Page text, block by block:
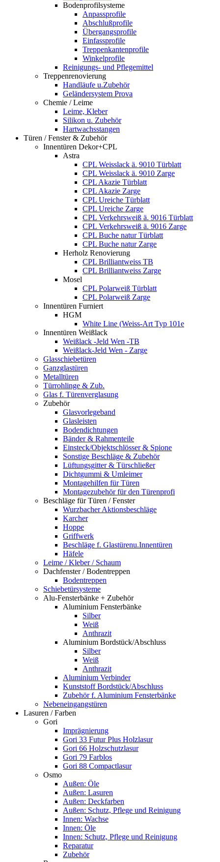
Bodenprofilsysteme
Anpassprofile
Abschlußprofile
Übergangsprofile
Einfassprofile
Treppenkantenprofile
Winkelprofile
Reinigungs- und Pflegemittel
Treppenrenovierung
Handläufe u.Zubehör
Geländersystem Prova
Chemie / Leime
Leime, Kleber
Silikon u. Zubehör
Hartwachsstangen
Türen / Fenster & Zubehör
Innentüren Dekor+CPL
Astra
CPL Weisslack ä. 9010 Türblatt
CPL Weisslack ä. 9010 Zarge
CPL Akazie Türblatt
CPL Akazie Zarge
CPL Ureiche Türblatt
CPL Ureiche Zarge
CPL Verkehrsweiß ä. 9016 Türblatt
CPL Verkehrsweiß ä. 9016 Zarge
CPL Buche natur Türblatt
CPL Buche natur Zarge
Herholz Renovierung
CPL Brilliantweiss TB
CPL Brilliantweiss Zarge
Mosel
CPL Polarweiß Türblatt
CPL Polarweiß Zarge
Innentüren Furniert
HGM
White Line (Weiss-Art Typ 101e
Innentüren Weißlack
Weißlack -Jeld Wen -TB
Weißlack-Jeld Wen - Zarge
Glasschiebetüren
Ganzglastüren
Metalltüren
Türrohlinge & Zub.
Glas f. Türenverglasung
Zubehör
Glasvorlegeband
Glasleisten
Bodendichtungen
Bänder & Rahmenteile
Einsteck/Objektschlösser & Spione
Sonstige Beschläge & Zubehör
Lüftungsgitter & Türschließer
Dichtgummi & Umleimer
Montagehilfen für Türen
Montagezubehör für den Türenprofi
Beschläge für Türen / Fenster
Wurzbacher Aktionsbeschläge
Karcher
Hoppe
Griffwerk
Beschläge f. Glastürenu.Innentüren
Häfele
Leime / Kleber / Schaum
Dachfenster / Bodentreppen
Bodentreppen
Schiebetürsysteme
Alu-Fensterbänke + Zubehör
Aluminium Fensterbänke
Silber
Weiß
Anthrazit
Aluminium Bordstück/Abschluss
Silber
Weiß
Anthrazit
Aluminium Verbinder
Kunststoff Bordstück/Abschluss
Zubehör f. Aluminium Fensterbänke
Nebeneingangstüren
Lasuren / Farben
Gori
Imprägnierung
Gori 33 Futur Plus Holzlasur
Gori 66 Holzschutzlasur
Gori 79 Farblos
Gori 88 Compactlasur
Osmo
Außen: Öle
Außen: Lasuren
Außen: Deckfarben
Außen: Schutz, Pflege und Reinigung
Innen: Wachse
Innen: Öle
Innen: Schutz, Pflege und Reinigung
Reparatur
Zubehör